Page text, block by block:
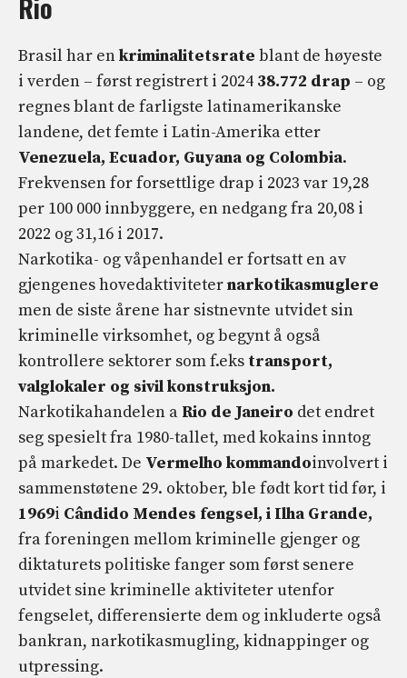
Rio
Brasil har enkriminalitetsrate blant de høyeste
i verden – først registrert i 2024 38.772 drap – og
regnes blant de farligste latinamerikanske
landene, det femte i Latin-Amerika etter
Venezuela, Ecuador, Guyana og Colombia.
Frekvensen for forsettlige drap i 2023 var 19,28
per 100 000 innbyggere, en nedgang fra 20,08 i
2022 og 31,16 i 2017.
Narkotika- og våpenhandel er fortsatt en av
gjengenes hovedaktiviteternarkotikasmuglere
men de siste årene har sistnevnte utvidet sin
kriminelle virksomhet, og begynt å også
kontrollere sektorer som f.eks transport,
valglokaler og sivil konstruksjon.
Narkotikahandelen a Rio de Janeiro det endret
seg spesielt fra 1980-tallet, med kokains inntog
på markedet. De Vermelho kommandoinvolvert i
sammenstøtene 29. oktober, ble født kort tid før, i
1969i Cândido Mendes fengsel, i Ilha Grande,
fra foreningen mellom kriminelle gjenger og
diktaturets politiske fanger som først senere
utvidet sine kriminelle aktiviteter utenfor
fengselet, differensierte dem og inkluderte også
bankran, narkotikasmugling, kidnappinger og
utpressing.